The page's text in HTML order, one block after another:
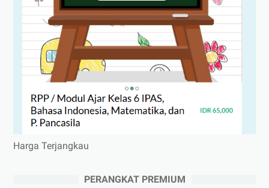
Harga Terjangkau
PERANGKAT PREMIUM